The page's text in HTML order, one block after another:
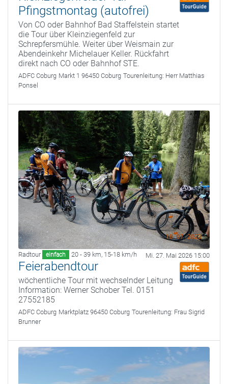
Pfingstmontag (autofrei)
Von CO oder Bahnhof Bad Staffelstein startet
die Tour über Kleinziegenfeld zur
Schrepfersmühle. Weiter über Weismain zur
Abendeinkehr Michelauer Keller. Rückfahrt
direkt nach CO oder Bahnhof STE.
ADFC Coburg Markt 1 96450 Coburg Tourenleitung: Herr Matthias
Ponsel
Radtour einfach 20 - 39 km, 15-18 km/h Mi. 27. Mai 2026 15:00
Feierabendtour
wöchentliche Tour mit wechselnder Leitung
Information: Werner Schober Tel. 0151
27552185
ADFC Coburg Marktplatz 96450 Coburg Tourenleitung: Frau Sigrid
Brunner